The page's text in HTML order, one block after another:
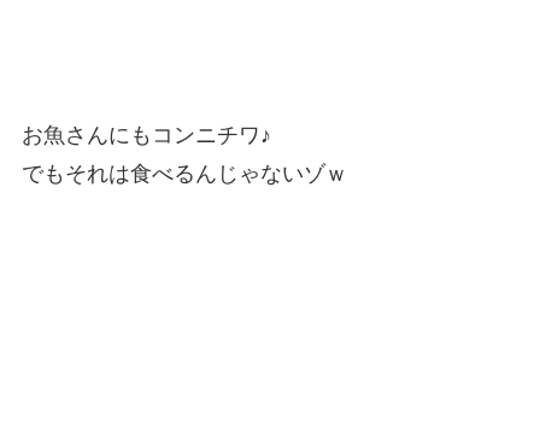
お魚さんにもコンニチワ♪
でもそれは食べるんじゃないゾｗ